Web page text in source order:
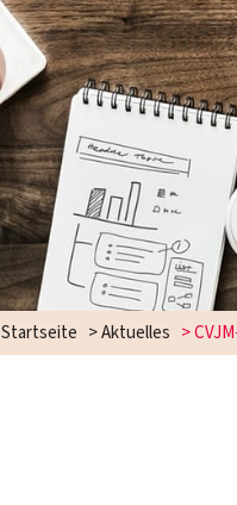
Startseite >Aktuelles >